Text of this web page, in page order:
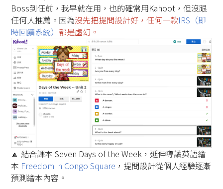
Boss到任前，我早就在用，也的確常用Kahoot，但沒跟
任何人推薦。因為沒先把提問設計好，任何一款IRS（即
時回饋系統） 都是虛幻。
🔼 結合課本 Seven Days of the Week，延伸導讀英語繪
本 Freedom in Congo Square ，提問設計從個人經驗逐漸
預測繪本內容。